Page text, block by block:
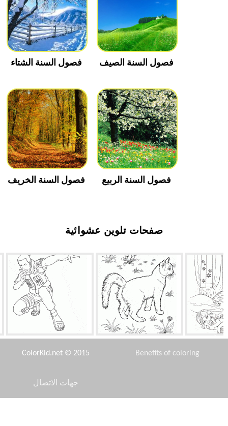
فصول السنة الشتاء فصول السنة الصيف
فصول السنة الخريف فصول السنة الربيع
صفحات تلوين عشوائية
نارا شيكامارو القط في الحديقة آنا
ColorKid.net © 2015 Benefits of coloring
جهات الاتصال